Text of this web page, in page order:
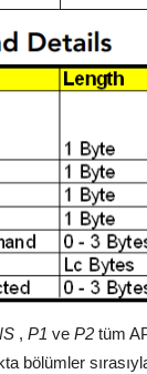
, P1 ve P2 tüm
bölümler